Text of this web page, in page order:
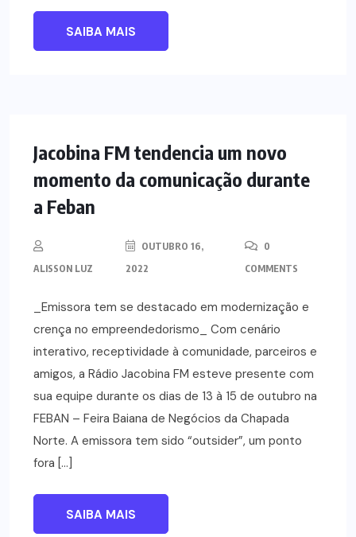
SAIBA MAIS
Jacobina FM tendencia um novo
momento da comunicação durante
a Feban
ALISSON LUZ
OUTUBRO 16,
2022
0
COMMENTS
_Emissora tem se destacado em modernização e
crença no empreendedorismo_ Com cenário
interativo, receptividade à comunidade, parceiros e
amigos, a Rádio Jacobina FM esteve presente com
sua equipe durante os dias de 13 à 15 de outubro na
FEBAN – Feira Baiana de Negócios da Chapada
Norte. A emissora tem sido “outsider”, um ponto
fora […]
SAIBA MAIS